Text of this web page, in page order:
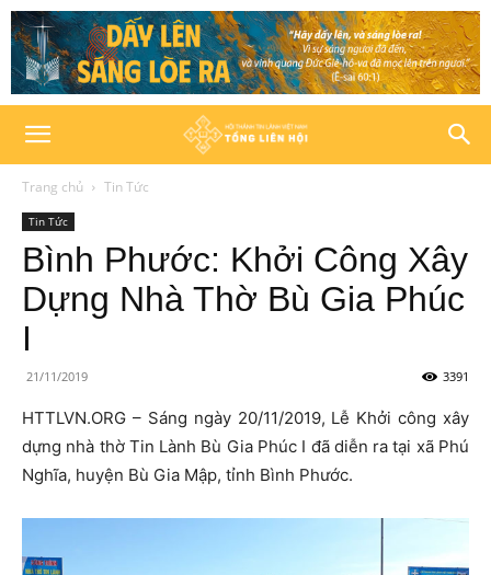
Trang chủ Tin Tức
Tin Tức
Bình Phước: Khởi Công Xây
Dựng Nhà Thờ Bù Gia Phúc
I
21/11/2019 3391
HTTLVN.ORG – Sáng ngày 20/11/2019, Lễ Khởi công xây
dựng nhà thờ Tin Lành Bù Gia Phúc I đã diễn ra tại xã Phú
Nghĩa, huyện Bù Gia Mập, tỉnh Bình Phước.